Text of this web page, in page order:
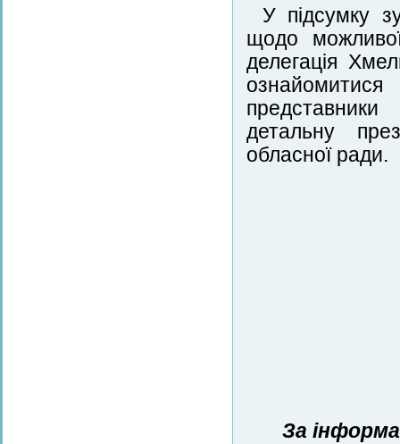
У підсумку
щодо
делегація
детальну
обласної ради.
За